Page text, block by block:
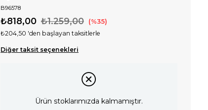
B96578
₺1.259,00
₺818,00 35
₺204,50 'den başlayan taksitlerle
Diğer taksit seçenekleri
Ürün stoklarımızda kalmamıştır.